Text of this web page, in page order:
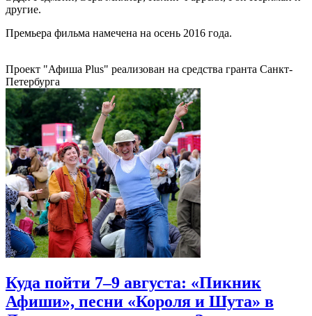
другие.
Премьера фильма намечена на осень 2016 года.
Проект "Афиша Plus" реализован на средства гранта Санкт-
Петербурга
Куда пойти 7–9 августа: «Пикник
Афиши», песни «Короля и Шута» в